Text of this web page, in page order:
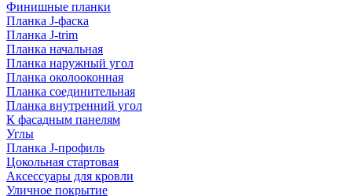
Финишные планки
Планка J-фаска
Планка J-trim
Планка начальная
Планка наружный угол
Планка околооконная
Планка соединительная
Планка внутренний угол
К фасадным панелям
Углы
Планка J-профиль
Цокольная стартовая
Аксессуары для кровли
Уличное покрытие